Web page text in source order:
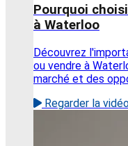
Pourquoi
à Waterloo
Découvrez
ou vendre à
marché et des
Regarder la